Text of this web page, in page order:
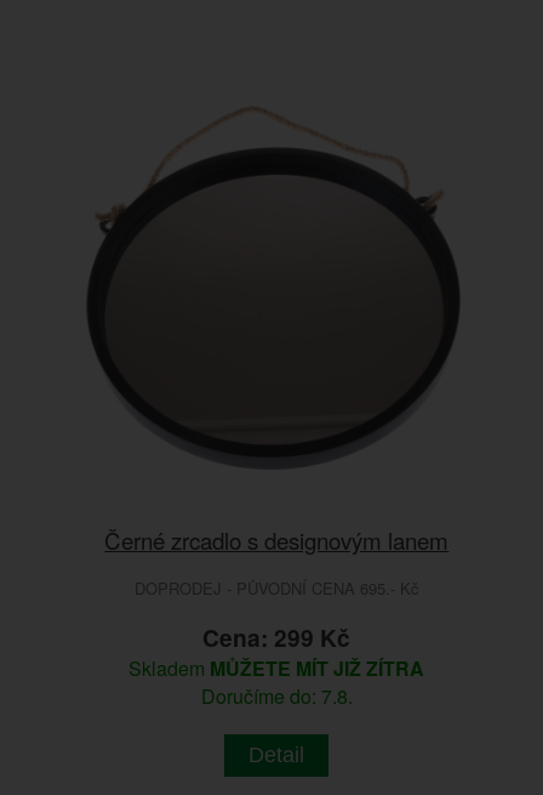
Černé zrcadlo s designovým lanem
DOPRODEJ - PŮVODNÍ CENA 695.- Kč
Cena: 299 Kč
Skladem MŮŽETE MÍT JIŽ ZÍTRA
Doručíme do: 7.8.
Detail